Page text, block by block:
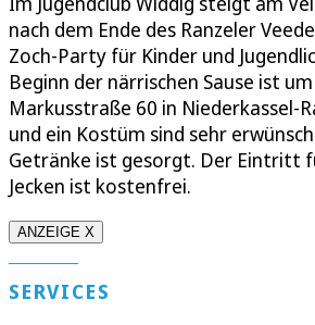
nach dem Ende des Ranzeler
Zoch-Party für Kinder und
Beginn der närrischen Sause ist
Markusstraße 60 in Niederkassel-
und ein Kostüm sind sehr
Getränke ist gesorgt. Der Eintritt
Jecken ist kostenfrei.
ANZEIGE X
SERVICES